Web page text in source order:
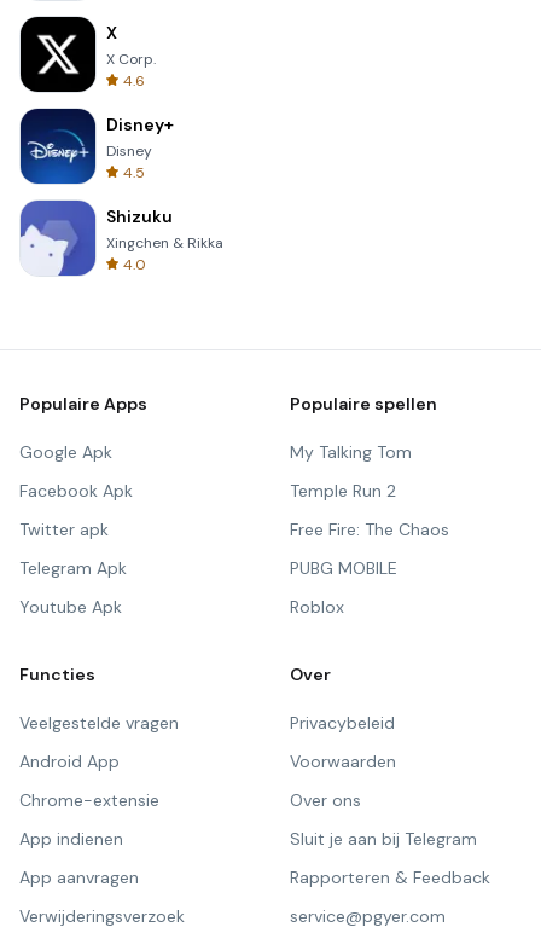
X
X Corp.
4.6
Disney+
Disney
4.5
Shizuku
Xingchen & Rikka
4.0
Populaire Apps
Google Apk
Facebook Apk
Twitter apk
Telegram Apk
Youtube Apk
Populaire spellen
My Talking Tom
Temple Run 2
Free Fire: The Chaos
PUBG MOBILE
Roblox
Functies
Veelgestelde vragen
Android App
Chrome-extensie
App indienen
App aanvragen
Verwijderingsverzoek
Over
Privacybeleid
Voorwaarden
Over ons
Sluit je aan bij Telegram
Rapporteren & Feedback
service@pgyer.com